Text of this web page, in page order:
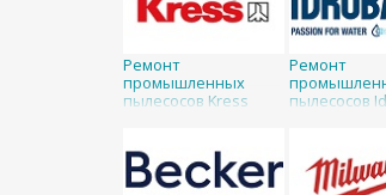
Ремонт
промышленных
пылесосов Kress
Ремонт
пылесосов